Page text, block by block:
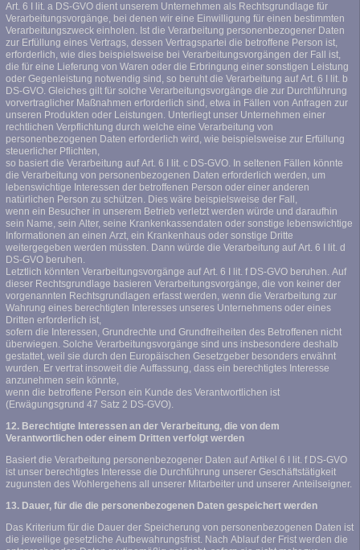
Art. 6 I lit. a DS-GVO dient unserem Unternehmen als Rechtsgrundlage für
Verarbeitungsvorgänge, bei denen wir eine Einwilligung für einen bestimmten
Verarbeitungszweck einholen. Ist die Verarbeitung personenbezogener Daten
zur Erfüllung eines Vertrags, dessen Vertragspartei die betroffene Person ist,
erforderlich, wie dies beispielsweise bei Verarbeitungsvorgängen der Fall ist,
die für eine Lieferung von Waren oder die Erbringung einer sonstigen Leistung
oder Gegenleistung notwendig sind, so beruht die Verarbeitung auf Art. 6 I lit. b
DS-GVO. Gleiches gilt für solche Verarbeitungsvorgänge die zur Durchführung
vorvertraglicher Maßnahmen erforderlich sind, etwa in Fällen von Anfragen zur
unseren Produkten oder Leistungen. Unterliegt unser Unternehmen einer
rechtlichen Verpflichtung durch welche eine Verarbeitung von
personenbezogenen Daten erforderlich wird, wie beispielsweise zur Erfüllung
steuerlicher Pflichten,
so basiert die Verarbeitung auf Art. 6 I lit. c DS-GVO. In seltenen Fällen könnte
die Verarbeitung von personenbezogenen Daten erforderlich werden, um
lebenswichtige Interessen der betroffenen Person oder einer anderen
natürlichen Person zu schützen. Dies wäre beispielsweise der Fall,
wenn ein Besucher in unserem Betrieb verletzt werden würde und daraufhin
sein Name, sein Alter, seine Krankenkassendaten oder sonstige lebenswichtige
Informationen an einen Arzt, ein Krankenhaus oder sonstige Dritte
weitergegeben werden müssten. Dann würde die Verarbeitung auf Art. 6 I lit. d
DS-GVO beruhen.
Letztlich könnten Verarbeitungsvorgänge auf Art. 6 I lit. f DS-GVO beruhen. Auf
dieser Rechtsgrundlage basieren Verarbeitungsvorgänge, die von keiner der
vorgenannten Rechtsgrundlagen erfasst werden, wenn die Verarbeitung zur
Wahrung eines berechtigten Interesses unseres Unternehmens oder eines
Dritten erforderlich ist,
sofern die Interessen, Grundrechte und Grundfreiheiten des Betroffenen nicht
überwiegen. Solche Verarbeitungsvorgänge sind uns insbesondere deshalb
gestattet, weil sie durch den Europäischen Gesetzgeber besonders erwähnt
wurden. Er vertrat insoweit die Auffassung, dass ein berechtigtes Interesse
anzunehmen sein könnte,
wenn die betroffene Person ein Kunde des Verantwortlichen ist
(Erwägungsgrund 47 Satz 2 DS-GVO).
12. Berechtigte Interessen an der Verarbeitung, die von dem
Verantwortlichen oder einem Dritten verfolgt werden
Basiert die Verarbeitung personenbezogener Daten auf Artikel 6 I lit. f DS-GVO
ist unser berechtigtes Interesse die Durchführung unserer Geschäftstätigkeit
zugunsten des Wohlergehens all unserer Mitarbeiter und unserer Anteilseigner.
13. Dauer, für die die personenbezogenen Daten gespeichert werden
Das Kriterium für die Dauer der Speicherung von personenbezogenen Daten ist
die jeweilige gesetzliche Aufbewahrungsfrist. Nach Ablauf der Frist werden die